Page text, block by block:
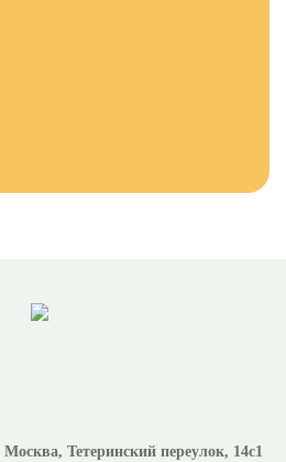
Москва, Тетеринский переулок, 14с1